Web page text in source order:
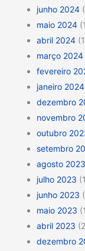
junho 2024
maio 2024
abril 2024
março 2024
fevereiro
janeiro 2024
dezembro
novembro
outubro
setembro
agosto 2023
julho 2023
junho 2023
maio 2023
abril 2023
dezembro